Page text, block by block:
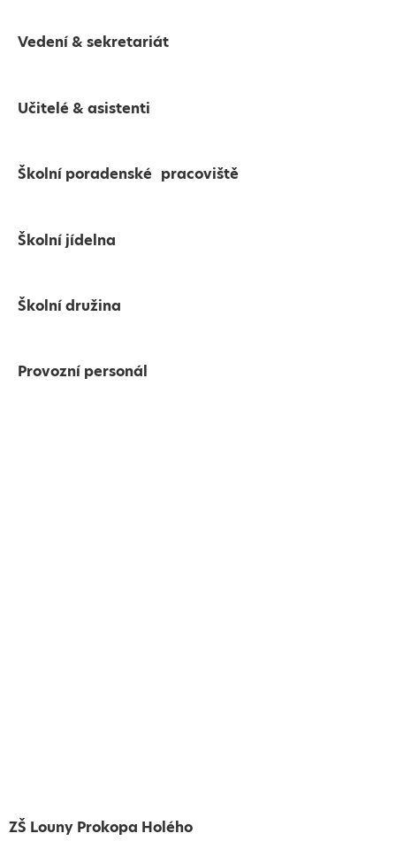
Vedení & sekretariát
Učitelé & asistenti
Školní poradenské pracoviště
Školní jídelna
Školní družina
Provozní personál
ZŠ Louny Prokopa Holého